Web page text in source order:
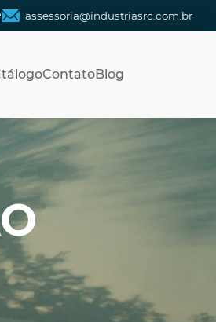
assessoria@industriasrc.com.br
ContatoBlog